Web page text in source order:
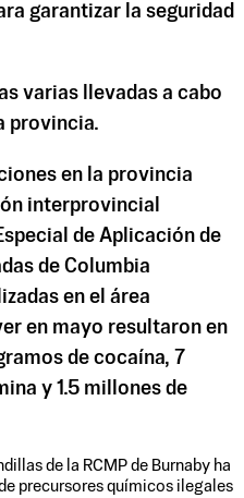
garantizar la seguridad
varias llevadas a cabo
provincia.
en la provincia
interprovincial
de Aplicación de
de Columbia
en el área
en mayo resultaron en
de cocaína, 7
y 1.5 millones de
de la RCMP de Burnaby ha
precursores químicos ilegales